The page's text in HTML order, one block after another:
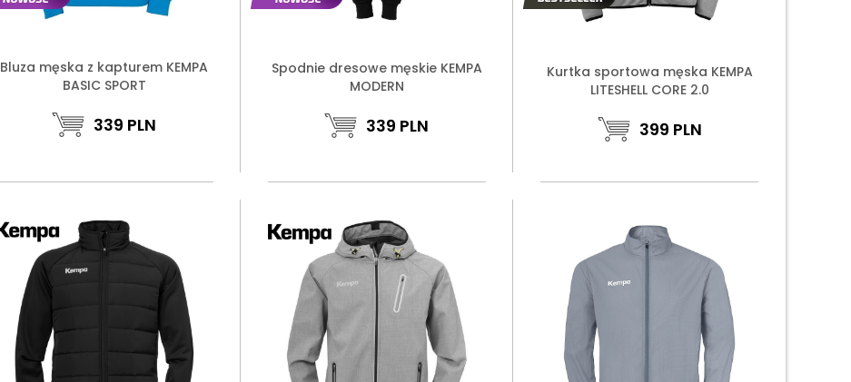
Bluza męska z kapturem KEMPA
BASIC SPORT
339 PLN
Spodnie dresowe męskie KEMPA
MODERN
339 PLN
Kurtka sportowa męska KEMPA
LITESHELL CORE 2.0
399 PLN